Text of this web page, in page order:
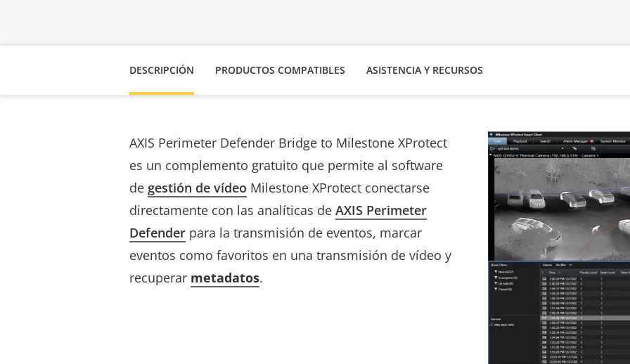
DESCRIPCIÓN PRODUCTOS COMPATIBLES ASISTENCIA Y RECURSOS
AXIS Perimeter Defender Bridge to Milestone XProtect
es un complemento gratuito que permite al software
de gestión de vídeo Milestone XProtect conectarse
directamente con las analíticas de AXIS Perimeter
Defender para la transmisión de eventos, marcar
eventos como favoritos en una transmisión de vídeo y
recuperar metadatos.